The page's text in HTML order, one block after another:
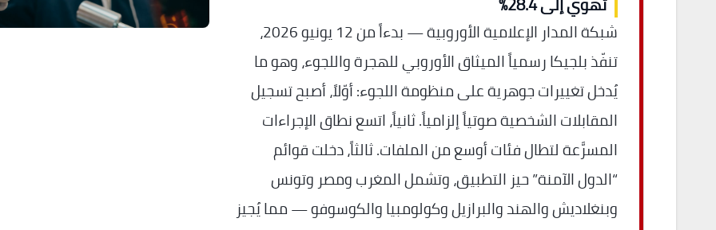
شبكة المدار الإعلامية الأوروبية — بدءاً من 12 يونيو 2026،
تنفّذ بلجيكا رسمياً الميثاق الأوروبي للهجرة واللجوء، وهو ما
يُدخل تغييرات جوهرية على منظومة اللجوء: أوّلاً، أصبح تسجيل
المقابلات الشخصية صوتياً إلزامياً. ثانياً، اتسع نطاق الإجراءات
المسرَّعة لتطال فئات أوسع من الملفات. ثالثاً، دخلت قوائم
“الدول الآمنة” حيز التطبيق، وتشمل المغرب ومصر وتونس
وبنغلاديش والهند والبرازيل وكولومبيا والكوسوفو — مما يُجيز